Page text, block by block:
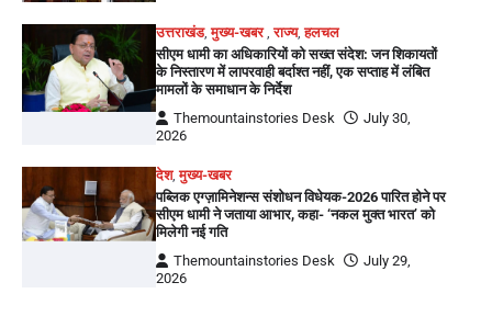
उत्तराखंड,मुख्य-खबर,राज्य,हलचल
सीएम धामी का अधिकारियों को सख्त संदेश: जन शिकायतों
के निस्तारण में लापरवाही बर्दाश्त नहीं, एक सप्ताह में लंबित
मामलों के समाधान के निर्देश
Themountainstories Desk
July 30,
2026
देश,मुख्य-खबर
पब्लिक एग्ज़ामिनेशन्स संशोधन विधेयक-2026 पारित होने पर
सीएम धामी ने जताया आभार, कहा- ‘नकल मुक्त भारत’ को
मिलेगी नई गति
Themountainstories Desk
July 29,
2026